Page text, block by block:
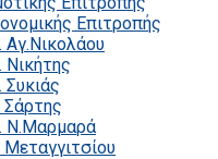
Επιτροπής
Ν.Μαρμαρά